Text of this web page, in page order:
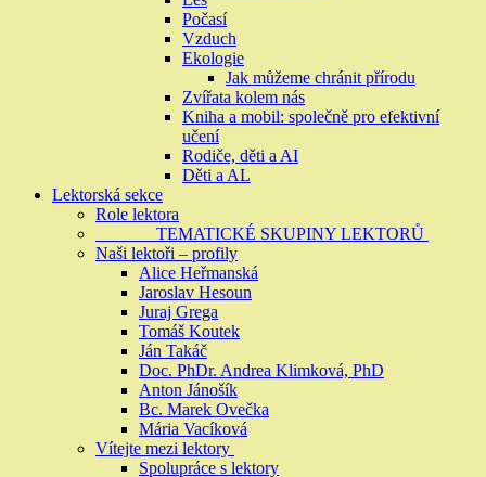
Počasí
Vzduch
Ekologie
Jak můžeme chránit přírodu
Zvířata kolem nás
Kniha a mobil: společně pro efektivní
učení
Rodiče, děti a AI
Děti a AL
Lektorská sekce
Role lektora
TEMATICKÉ SKUPINY LEKTORŮ
Naši lektoři – profily
Alice Heřmanská
Jaroslav Hesoun
Juraj Grega
Tomáš Koutek
Ján Takáč
Doc. PhDr. Andrea Klimková, PhD
Anton Jánošík
Bc. Marek Ovečka
Mária Vacíková
Vítejte mezi lektory
Spolupráce s lektory